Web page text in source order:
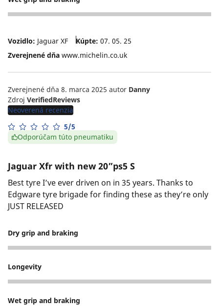
5
Vozidlo: Jaguar XF Kúpte: 07. 05. 25
Zverejnené dňa www.michelin.co.uk
Zverejnené dňa 8. marca 2025 autor Danny
Zdroj VerifiedReviews
Neoverená recenzia
5/5
Odporúčam túto pneumatiku
Jaguar Xfr with new 20”ps5 S
Best tyre I’ve ever driven on in 35 years. Thanks to
Edgware tyre brigade for finding these as they’re only
JUST RELEASED
Dry grip and braking
5
Longevity
5
Wet grip and braking